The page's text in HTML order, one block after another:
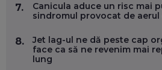
EP. 55
OLIVIU MATEI, HOLISUN:
WASHINGTON, OCHELARI
7.
Canicula aduce un risc mai
sindromul provocat de
8.
Jet lag-ul ne dă peste cap
face ca să ne revenim mai
lung